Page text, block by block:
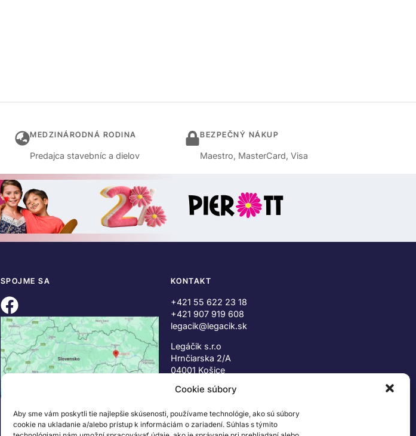
Cookie súbory
Aby sme vám poskytli tie najlepšie skúsenosti, používame technológie, ako sú súbory
cookie na ukladanie a/alebo prístup k informáciám o zariadení. Súhlas s týmito
MEDZINÁRODNÁ RODINA
Predajca stavebníc a dielov
BEZPEČNÝ NÁKUP
Maestro, MasterCard, Visa
SPOJME SA KONTAKT
+421 55 622 23 18
+421 907 919 608
legacik@legacik.sk
Legáčik s.r.o
Hrnčiarska 2/A
04001 Košice
IČ DPH: SK2023978330